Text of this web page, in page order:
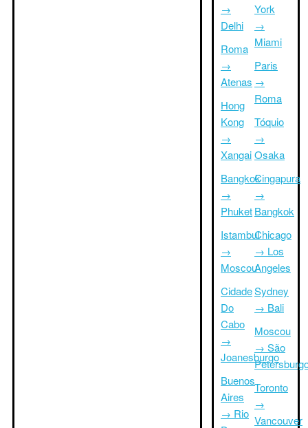
→
Delhi
Roma
→
Atenas
Hong
Kong
→
Xangai
Bangkok
→
Phuket
Istambul
→
Moscou
Cidade
Do
Cabo
→
Joanesburgo
Buenos
Aires
→ Rio
York
→
Miami
Paris
→
Roma
Tóquio
→
Osaka
Cingapura
→
Bangkok
Chicago
→ Los
Angeles
Sydney
→ Bali
Moscou
→ São
Toronto
→
Vancouver